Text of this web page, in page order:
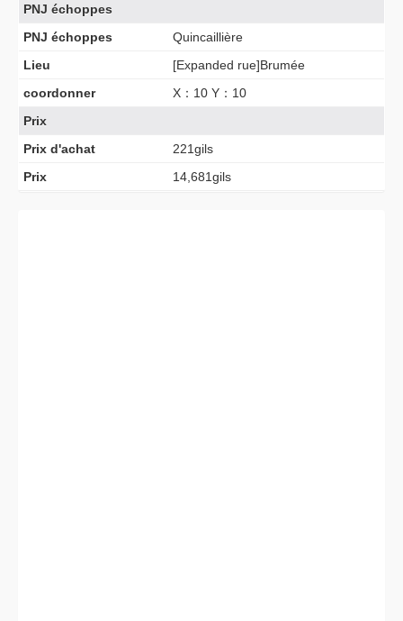
PNJ échoppes
PNJ échoppes
Quincaillière
Lieu
[Expanded rue]Brumée
coordonner
X：10 Y：10
Prix
Prix d'achat
221gils
Prix
14,681gils